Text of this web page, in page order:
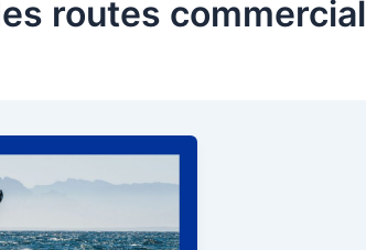
routes